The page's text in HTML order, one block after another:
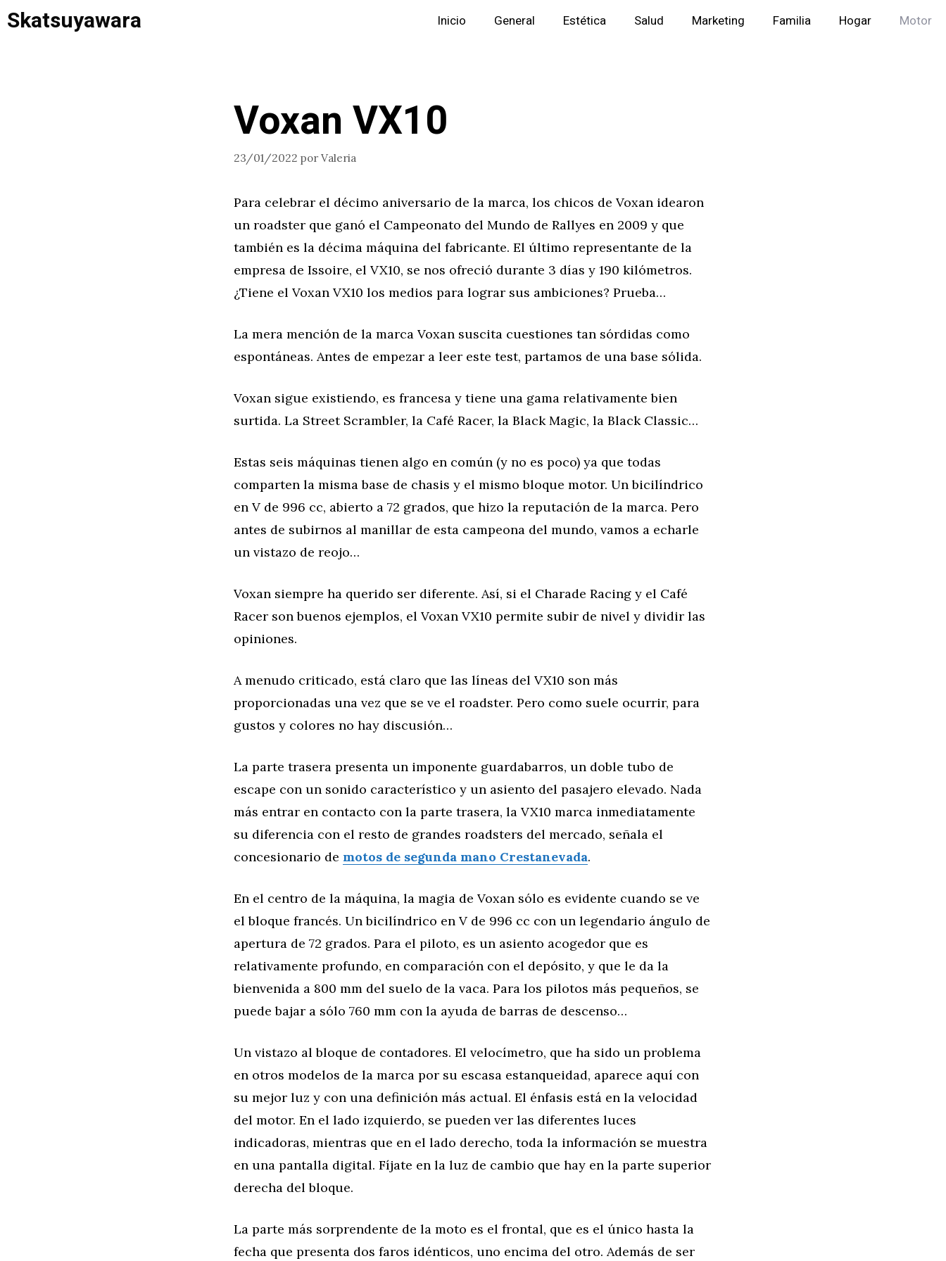
Saltar
Skatsuyawara Inicio General Estética Salud Marketing Familia Hogar Motor
Voxan VX10
23/01/2022 por Valeria
Para celebrar el décimo aniversario de la marca, los chicos de Voxan idearon
un roadster que ganó el Campeonato del Mundo de Rallyes en 2009 y que
también es la décima máquina del fabricante. El último representante de la
empresa de Issoire, el VX10, se nos ofreció durante 3 días y 190 kilómetros.
¿Tiene el Voxan VX10 los medios para lograr sus ambiciones? Prueba…
La mera mención de la marca Voxan suscita cuestiones tan sórdidas como
espontáneas. Antes de empezar a leer este test, partamos de una base sólida.
Voxan sigue existiendo, es francesa y tiene una gama relativamente bien
surtida. La Street Scrambler, la Café Racer, la Black Magic, la Black Classic…
Estas seis máquinas tienen algo en común (y no es poco) ya que todas
comparten la misma base de chasis y el mismo bloque motor. Un bicilíndrico
en V de 996 cc, abierto a 72 grados, que hizo la reputación de la marca. Pero
antes de subirnos al manillar de esta campeona del mundo, vamos a echarle
un vistazo de reojo…
Voxan siempre ha querido ser diferente. Así, si el Charade Racing y el Café
Racer son buenos ejemplos, el Voxan VX10 permite subir de nivel y dividir las
opiniones.
A menudo criticado, está claro que las líneas del VX10 son más
proporcionadas una vez que se ve el roadster. Pero como suele ocurrir, para
gustos y colores no hay discusión…
La parte trasera presenta un imponente guardabarros, un doble tubo de
escape con un sonido característico y un asiento del pasajero elevado. Nada
más entrar en contacto con la parte trasera, la VX10 marca inmediatamente
su diferencia con el resto de grandes roadsters del mercado, señala el
concesionario de motos de segunda mano Crestanevada.
En el centro de la máquina, la magia de Voxan sólo es evidente cuando se ve
el bloque francés. Un bicilíndrico en V de 996 cc con un legendario ángulo de
apertura de 72 grados. Para el piloto, es un asiento acogedor que es
relativamente profundo, en comparación con el depósito, y que le da la
bienvenida a 800 mm del suelo de la vaca. Para los pilotos más pequeños, se
puede bajar a sólo 760 mm con la ayuda de barras de descenso…
Un vistazo al bloque de contadores. El velocímetro, que ha sido un problema
en otros modelos de la marca por su escasa estanqueidad, aparece aquí con
su mejor luz y con una definición más actual. El énfasis está en la velocidad
del motor. En el lado izquierdo, se pueden ver las diferentes luces
indicadoras, mientras que en el lado derecho, toda la información se muestra
en una pantalla digital. Fíjate en la luz de cambio que hay en la parte superior
derecha del bloque.
La parte más sorprendente de la moto es el frontal, que es el único hasta la
fecha que presenta dos faros idénticos, uno encima del otro. Además de ser